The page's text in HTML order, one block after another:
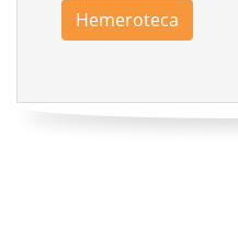
Hemeroteca